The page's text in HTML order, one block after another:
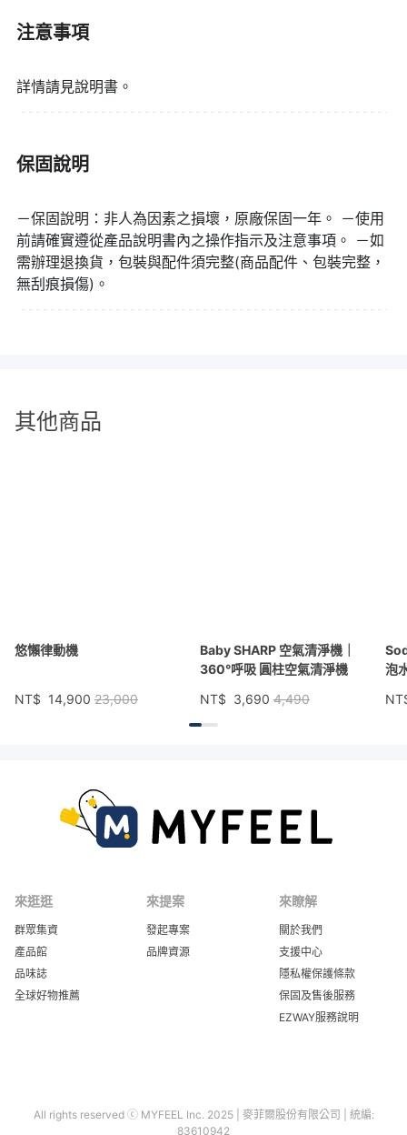
▌在智慧科技的時代，KINYO 體重機專
屬的手機 APP 如同健康存摺，打開手
機連結藍牙後，即能一手掌握過往的健
康紀錄狀況。
位家庭成員資料
▌水分、內臟脂肪、基礎代謝等 12 項健
康指標，都透過 KINYO LED 藍牙智能
▌KINYO LED 藍牙智能體重計
(DS6591) 不求複雜，而是在每個細節
注意事項
詳情請見說明書。
保固說明
－保固說明：非人為因素之損壞，原廠保固一年。 －使用
前請確實遵從產品說明書內之操作指示及注意事項。 －如
需辦理退換貨，包裝與配件須完整(商品配件、包裝完整，
無刮痕損傷)。
其他商品
悠懶律動機
NT$ 14,900 23,000
Baby SHARP 空氣清淨機｜
360°呼吸 圓柱空氣清淨機
NT$ 3,690 4,490
泡
來逛逛
群眾集資
產品館
品味誌
全球好物推薦
來提案
發起專案
品牌資源
來瞭解
關於我們
支援中心
隱私權保護條款
保固及售後服務
EZWAY服務說明
All rights reserved ⓒ MYFEEL Inc. 2025 | 麥菲爾股份有限公司 | 統編:
83610942